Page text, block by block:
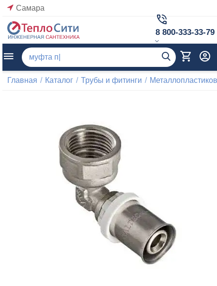
Самара
8 800-333-33-79
Главная / Каталог / Трубы и фитинги /